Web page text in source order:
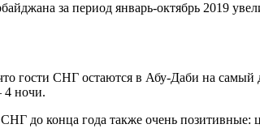
за период январь-октябрь 2019
гости СНГ остаются в Абу-Даби на самый
4 ночи.
до конца года также очень позитивные: